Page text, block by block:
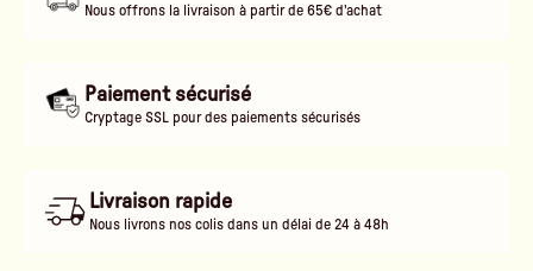
Nous offrons la livraison à partir de 65€ d'achat
Paiement sécurisé
Cryptage SSL pour des paiements sécurisés
Livraison rapide
Nous livrons nos colis dans un délai de 24 à 48h